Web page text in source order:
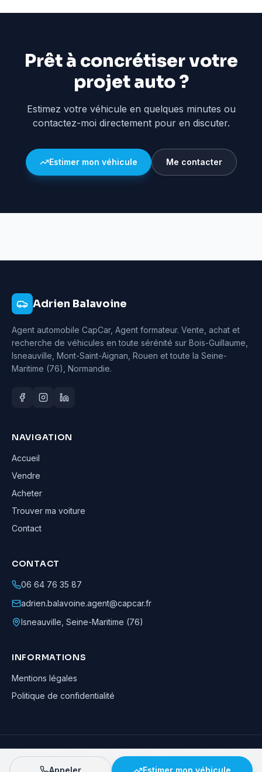
Prêt à concrétiser votre
projet auto ?
Estimez votre véhicule en quelques minutes ou
contactez-moi directement pour en discuter.
Estimer mon véhicule Me contacter
Adrien Balavoine
Agent automobile CapCar, Agent formateur. Vente, achat et
recherche de véhicules en toute sérénité sur Bois-Guillaume,
Isneauville, Mont-Saint-Aignan, Rouen et toute la Seine-
Maritime (76), Normandie.
NAVIGATION
Accueil
Vendre
Acheter
Trouver ma voiture
Contact
CONTACT
06 64 76 35 87
adrien.balavoine.agent@capcar.fr
Isneauville Seine-Maritime (76)
INFORMATIONS
Mentions légales
Politique de confidentialité
Adrien Balavoine—Agent automobile CapCar, Agent formateur· ©
· Tous droits réservés
Appeler Estimer mon véhicule